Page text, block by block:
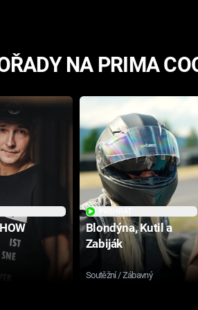
NA PRIMA
Blondýna, Kutil a
Zabiják
Soutěžní / Zábavný